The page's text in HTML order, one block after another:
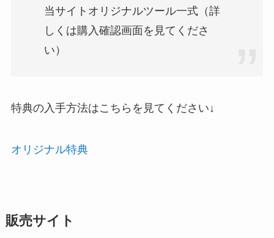
当サイトオリジナルツール一式（詳
しくは購入確認画面を見てくださ
い）
特典の入手方法はこちらを見てください↓
オリジナル特典
販売サイト